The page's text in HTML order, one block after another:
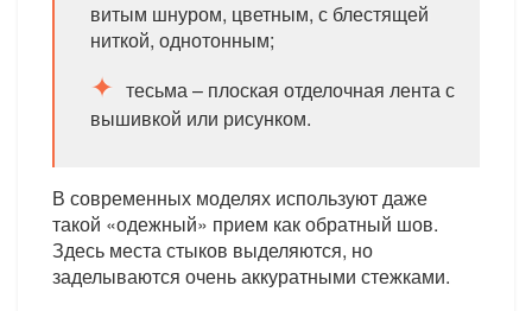
витым шнуром, цветным, с блестящей
ниткой, однотонным;
тесьма – плоская отделочная лента с
вышивкой или рисунком.
В современных моделях используют даже
такой «одежный» прием как обратный шов.
Здесь места стыков выделяются, но
заделываются очень аккуратными стежками.